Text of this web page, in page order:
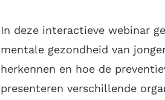
In deze interactieve webinar
mentale gezondheid van
herkennen en hoe de
presenteren verschillende